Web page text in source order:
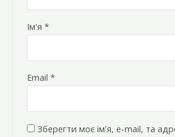
Ім'я*
Email*
Зберегти моє ім'я, e-mail, та